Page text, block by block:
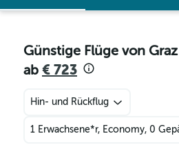
Günstige Flüge von
ab € 723
Hin- und Rückflug
1 Erwachsene*r, Economy, 0